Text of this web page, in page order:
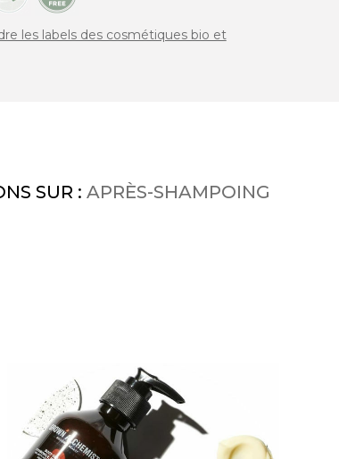
les labels des cosmétiques bio et
SUR : APRÈS-SHAMPOING